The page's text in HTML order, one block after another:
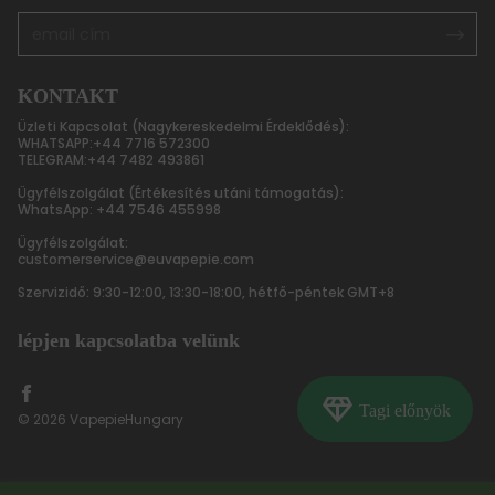
Diamond Tagi előnyök
KONTAKT
Üzleti Kapcsolat (Nagykereskedelmi Érdeklődés):
WHATSAPP:+44 7716 572300
TELEGRAM:+44 7482 493861
Ügyfélszolgálat (Értékesítés utáni támogatás):
WhatsApp: +44 7546 455998
Ügyfélszolgálat:
customerservice@euvapepie.com
Szervizidő: 9:30-12:00, 13:30-18:00, hétfő-péntek GMT+8
lépjen kapcsolatba velünk
© 2026 VapepieHungary